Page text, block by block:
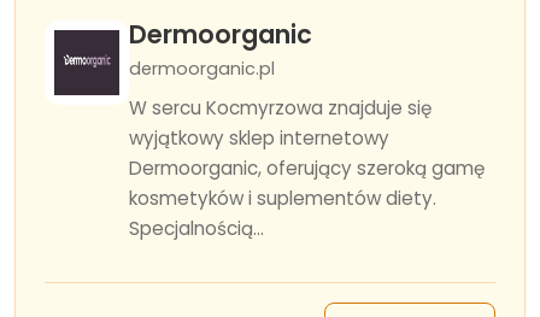
Dermoorganic
dermoorganic.pl
W sercu Kocmyrzowa znajduje się
wyjątkowy sklep internetowy
Dermoorganic, oferujący szeroką gamę
kosmetyków i suplementów diety.
Specjalnością...